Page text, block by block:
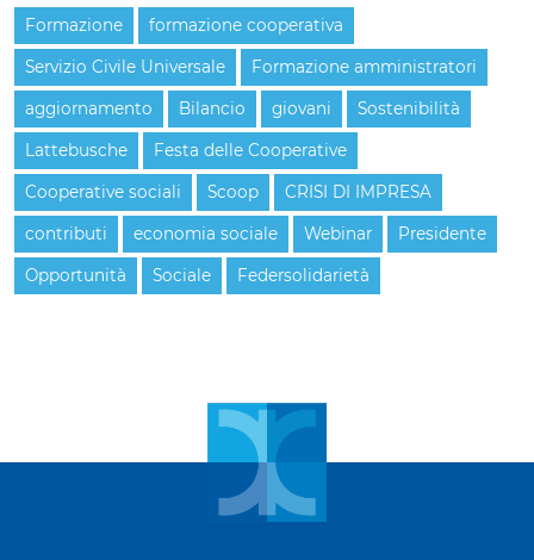
Formazione formazione cooperativa
Servizio Civile Universale Formazione amministratori
aggiornamento Bilancio giovani Sostenibilità
Lattebusche Festa delle Cooperative
Cooperative sociali Scoop CRISI DI IMPRESA
contributi economia sociale Webinar Presidente
Opportunità Sociale Federsolidarietà